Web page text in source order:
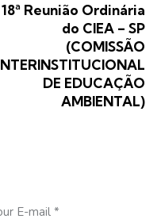
18ª Reunião Ordinária
do CIEA – SP
(COMISSÃO
DE EDUCAÇÃO
AMBIENTAL)